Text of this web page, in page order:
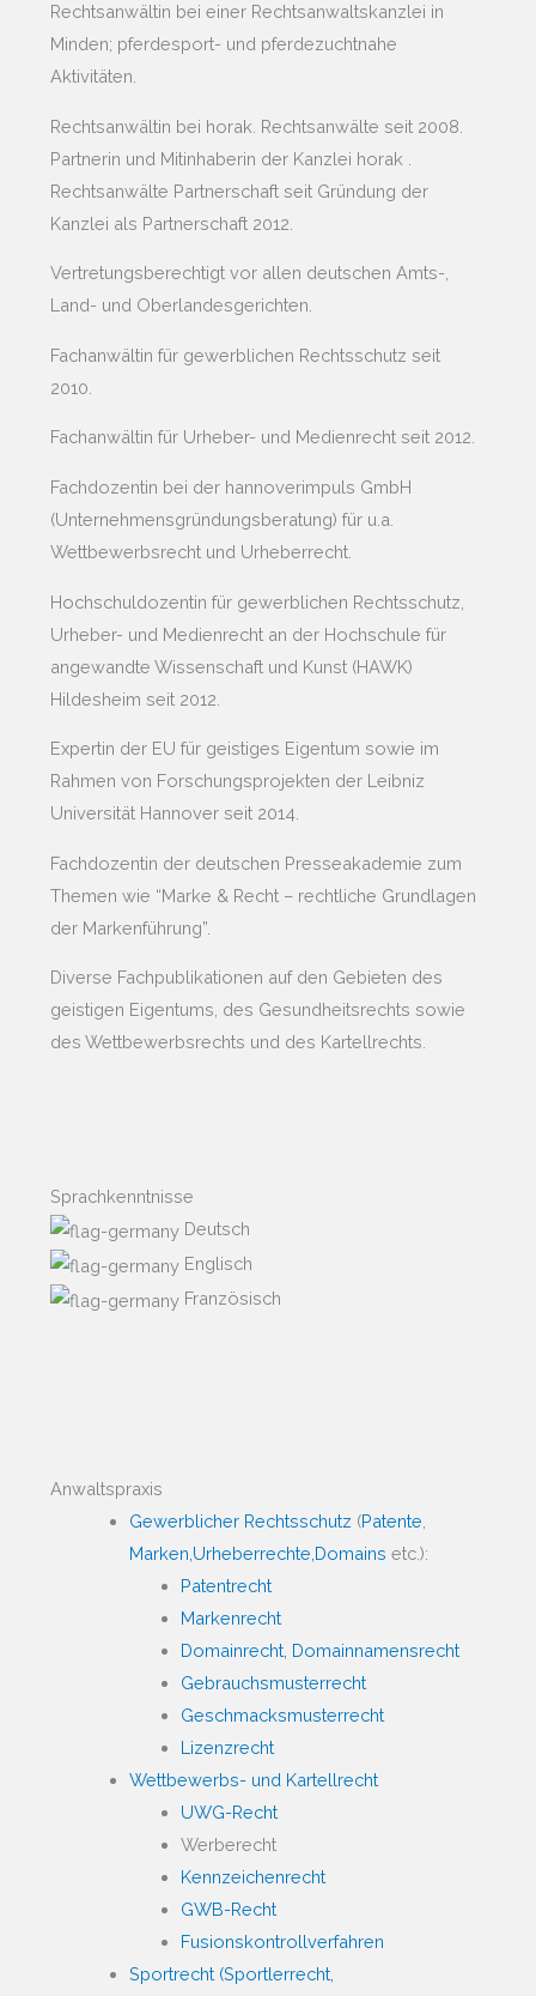
Rechtsanwältin bei einer Rechtsanwaltskanzlei in
Minden; pferdesport- und pferdezuchtnahe
Aktivitäten.
Rechtsanwältin bei horak. Rechtsanwälte seit 2008.
Partnerin und Mitinhaberin der Kanzlei horak .
Rechtsanwälte Partnerschaft seit Gründung der
Kanzlei als Partnerschaft 2012.
Vertretungsberechtigt vor allen deutschen Amts-,
Land- und Oberlandesgerichten.
Fachanwältin für gewerblichen Rechtsschutz seit
2010.
Fachanwältin für Urheber- und Medienrecht seit 2012.
Fachdozentin bei der hannoverimpuls GmbH
(Unternehmensgründungsberatung) für u.a.
Wettbewerbsrecht und Urheberrecht.
Hochschuldozentin für gewerblichen Rechtsschutz,
Urheber- und Medienrecht an der Hochschule für
angewandte Wissenschaft und Kunst (HAWK)
Hildesheim seit 2012.
Expertin der EU für geistiges Eigentum sowie im
Rahmen von Forschungsprojekten der Leibniz
Universität Hannover seit 2014.
Fachdozentin der deutschen Presseakademie zum
Themen wie “Marke & Recht – rechtliche Grundlagen
der Markenführung”.
Diverse Fachpublikationen auf den Gebieten des
geistigen Eigentums, des Gesundheitsrechts sowie
des Wettbewerbsrechts und des Kartellrechts.
Sprachkenntnisse
Deutsch
Englisch
Französisch
Anwaltspraxis
Gewerblicher Rechtsschutz (Patente
Marken, Urheberrechte, Domains etc.):
Patentrecht
Markenrecht
Domainrecht, Domainnamensrecht
Gebrauchsmusterrecht
Geschmacksmusterrecht
Lizenzrecht
Wettbewerbs- und Kartellrecht
UWG-Recht
Werberecht
Kennzeichenrecht
GWB-Recht
Fusionskontrollverfahren
Sportrecht (Sportlerrecht,